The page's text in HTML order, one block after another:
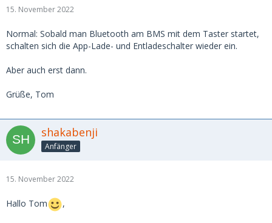
15. November 2022
Normal: Sobald man Bluetooth am BMS mit dem Taster startet,
schalten sich die App-Lade- und Entladeschalter wieder ein.
Aber auch erst dann.
Grüße, Tom
shakabenji
Anfänger
15. November 2022
Hallo Tom ,